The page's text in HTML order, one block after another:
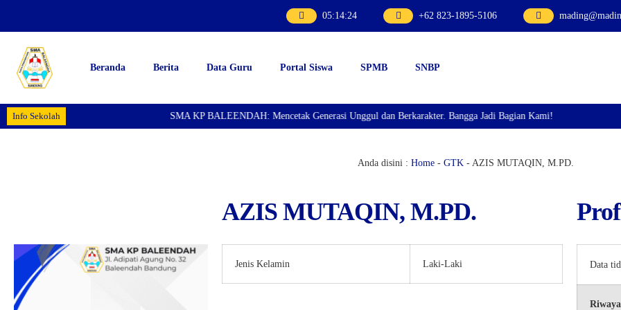
05:14:24 +62 823-1895-5106
Beranda Berita Data Guru Portal Siswa SPMB SNBP
Info Sekolah SMA KP BALEENDAH: Mencetak Generasi Unggul dan Berkarakter. Bangga Jadi Bagian Kami!
Anda disini : Home - GTK - AZIS MUTAQIN, M.PD.
AZIS MUTAQIN, M.PD.
Jenis Kelamin Laki-Laki Data